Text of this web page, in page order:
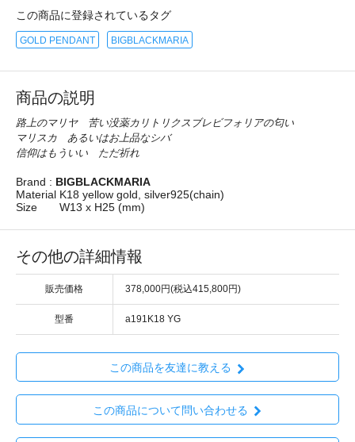
この商品に登録されているタグ
GOLD PENDANT BIGBLACKMARIA
商品の説明
路上のマリヤ 苦い没薬カリトリクスブレビフォリアの匂い
マリスカ あるいはお上品なシバ
信仰はもういい ただ祈れ
Brand : BIGBLACKMARIA
Material K18 yellow gold, silver925(chain)
Size
W13 x H25 (mm)
その他の詳細情報
販売価格 378,000円(税込415,800円)
型番 a191K18 YG
この商品を友達に教える
この商品について問い合わせる